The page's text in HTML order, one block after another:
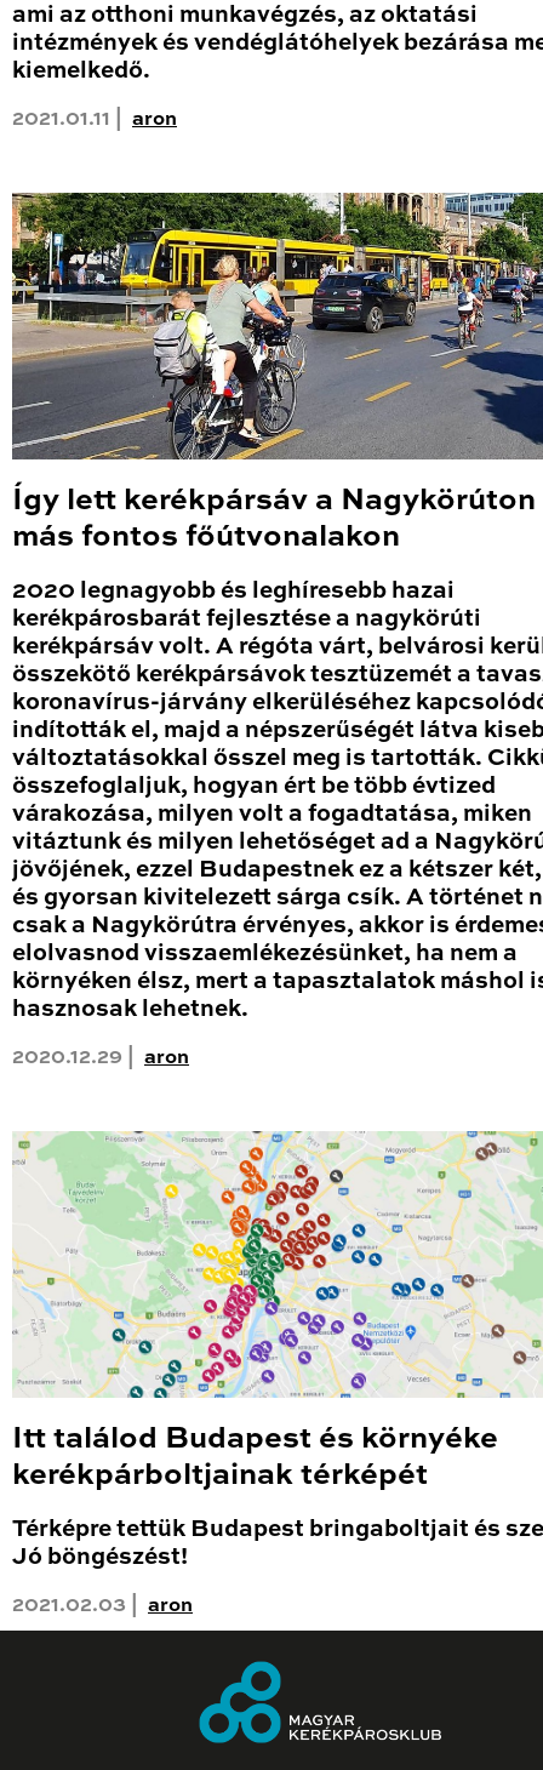
ami az otthoni munkavégzés, az oktatási
intézmények és vendéglátóhelyek bezárása
kiemelkedő.
2021.01.11 | aron
Így lett kerékpársáv a Nagykörúton
más fontos főútvonalakon
2020 legnagyobb és leghíresebb hazai
kerékpárosbarát fejlesztése a nagykörúti
kerékpársáv volt. A régóta várt, belvárosi
összekötő kerékpársávok tesztüzemét a
koronavírus-járvány elkerüléséhez
indították el, majd a népszerűségét látva
változtatásokkal ősszel meg is tartották.
összefoglaljuk, hogyan ért be több évtized
várakozása, milyen volt a fogadtatása, miken
vitáztunk és milyen lehetőséget ad a
jövőjének, ezzel Budapestnek ez a kétszer
és gyorsan kivitelezett sárga csík. A történet
csak a Nagykörútra érvényes, akkor is
elolvasnod visszaemlékezésünket, ha nem a
környéken élsz, mert a tapasztalatok máshol
hasznosak lehetnek.
2020.12.29 | aron
Itt találod Budapest és környéke
kerékpárboltjainak térképét
Térképre tettük Budapest bringaboltjait és
Jó böngészést!
2021.02.03 | aron